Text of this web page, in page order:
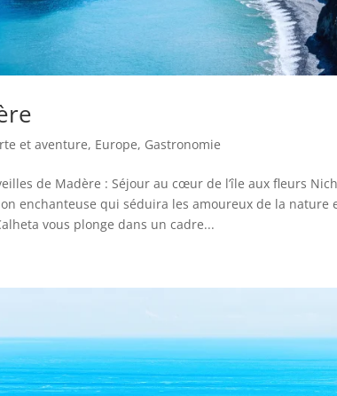
et aventure, Europe, Gastronomie
de Madère : Séjour au cœur de l’île aux fleurs
enchanteuse qui séduira les amoureux de la
vous plonge dans un cadre...